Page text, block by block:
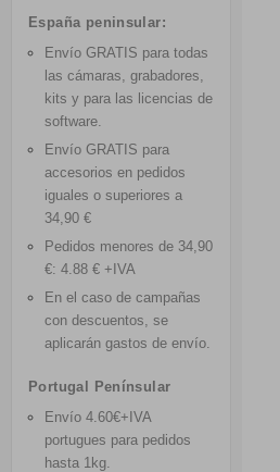
España peninsular:
Envío GRATIS para todas
las cámaras, grabadores,
kits y para las licencias de
software.
Envío GRATIS para
accesorios en pedidos
iguales o superiores a
34,90 €
Pedidos menores de 34,90
€: 4.88 € +IVA
En el caso de campañas
con descuentos, se
aplicarán gastos de envío.
Portugal Penínsular
Envío 4.60€+IVA
portugues para pedidos
hasta 1kg